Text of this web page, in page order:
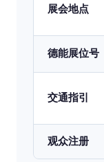
展会地点
德能展位号
交通指引
观众注册